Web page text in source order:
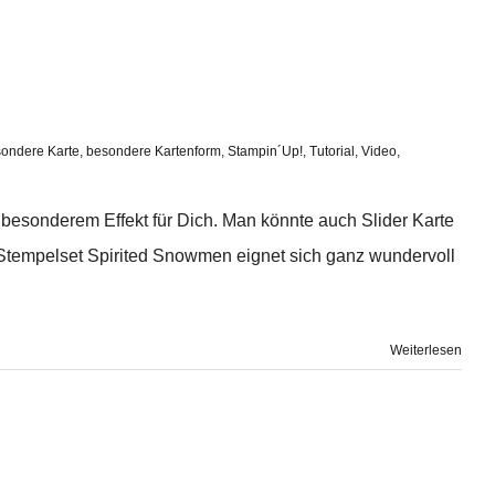
Karte, besondere Kartenform, Stampin´Up!, Tutorial , Video,
Effekt für Dich. Man könnte auch Slider Karte
Spirited Snowmen eignet sich ganz wundervoll
Weiterlesen